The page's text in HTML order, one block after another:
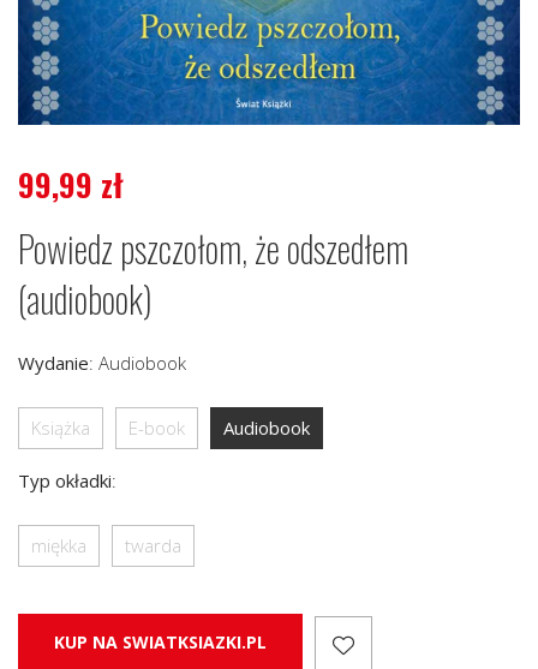
99,99 zł
Powiedz pszczołom, że odszedłem
(audiobook)
Wydanie: Audiobook
Książka E-book Audiobook
Typ okładki:
miękka twarda
KUP NA SWIATKSIAZKI.PL